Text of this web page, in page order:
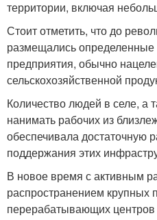
территории, включая
Стоит отметить, что до
размещались
предприятия, обычно
сельскохозяйственной
Количество людей в селе, а
нанимать рабочих из
обеспечивала достаточную
поддержания этих
В новое время с активным
распространением крупных
перерабатывающих